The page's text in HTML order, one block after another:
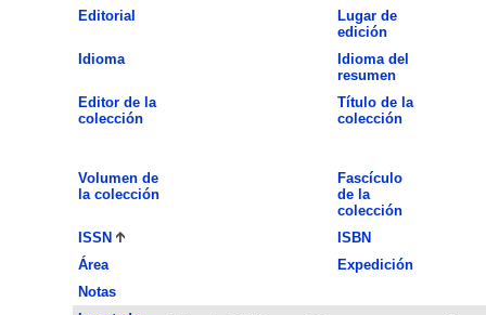
Editorial
Lugar de
edición
Idioma
Idioma del
resumen
Editor de la
colección
Título de la
colección
Volumen de
la colección
Fascículo
de la
colección
ISSN
ISBN
Área
Expedición
Notas